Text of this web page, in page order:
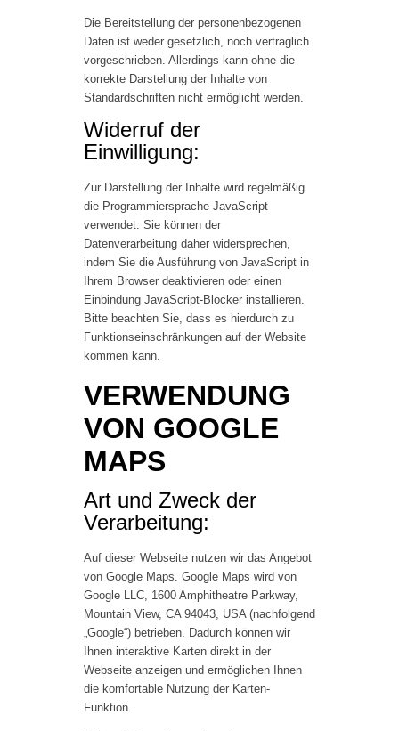
Die Bereitstellung der personenbezogenen
Daten ist weder gesetzlich, noch vertraglich
vorgeschrieben. Allerdings kann ohne die
korrekte Darstellung der Inhalte von
Standardschriften nicht ermöglicht werden.
Widerruf der
Einwilligung:
Zur Darstellung der Inhalte wird regelmäßig
die Programmiersprache JavaScript
verwendet. Sie können der
Datenverarbeitung daher widersprechen,
indem Sie die Ausführung von JavaScript in
Ihrem Browser deaktivieren oder einen
Einbindung JavaScript-Blocker installieren.
Bitte beachten Sie, dass es hierdurch zu
Funktionseinschränkungen auf der Website
kommen kann.
VERWENDUNG
VON GOOGLE
MAPS
Art und Zweck der
Verarbeitung:
Auf dieser Webseite nutzen wir das Angebot
von Google Maps. Google Maps wird von
Google LLC, 1600 Amphitheatre Parkway,
Mountain View, CA 94043, USA (nachfolgend
„Google“) betrieben. Dadurch können wir
Ihnen interaktive Karten direkt in der
Webseite anzeigen und ermöglichen Ihnen
die komfortable Nutzung der Karten-
Funktion.